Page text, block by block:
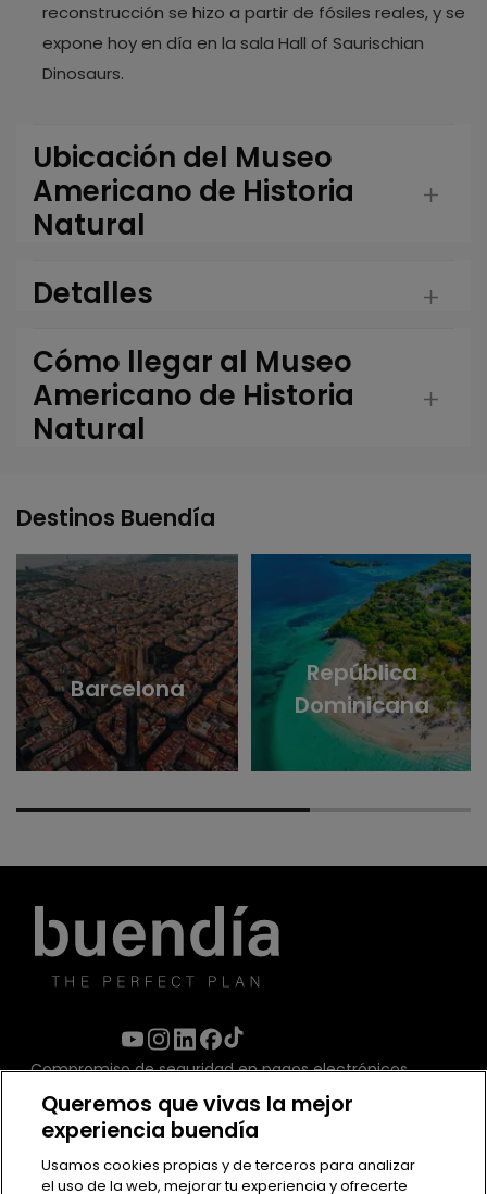
reconstrucción se hizo a partir de fósiles reales, y se
expone hoy en día en la sala Hall of Saurischian
Dinosaurs.
Ubicación del Museo
Americano de Historia
Natural
Detalles
Cómo llegar al Museo
Americano de Historia
Natural
Destinos Buendía
Barcelona
República
Dominicana
Compromiso de seguridad en pagos electrónicos
Queremos que vivas la mejor
experiencia buendía
Usamos cookies propias y de terceros para analizar
el uso de la web, mejorar tu experiencia y ofrecerte